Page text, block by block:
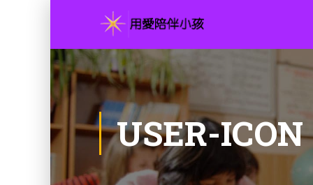
USER-ICON